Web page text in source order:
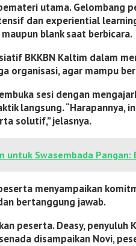
utama. Gelombang
dan experiential
blank saat berbicara.
BKKBN Kaltim dalam
organisasi, agar mampu
sesi dengan
langsung. “Harapannya,
solutif,” jelasnya.
untuk Swasembada
menyampaikan
bertanggung jawab.
peserta. Deasy, penyuluh
disampaikan Novi,